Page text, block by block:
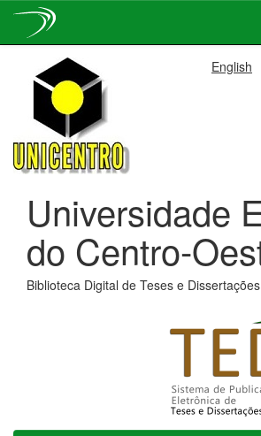
navigation
English
Universidade
do Centro-
Biblioteca Digital de Teses e Dissertações